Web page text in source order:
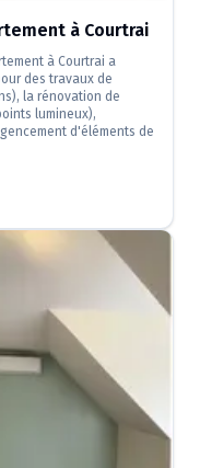
à Courtrai
à Courtrai a
des travaux de
la rénovation de
lumineux),
d'éléments de